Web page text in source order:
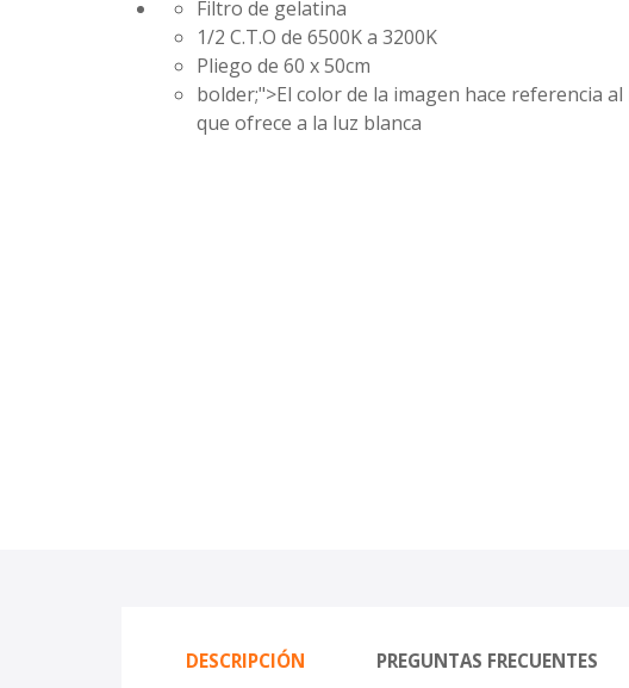
Filtro de gelatina
1/2 C.T.O de 6500K a 3200K
Pliego de 60 x 50cm
bolder;">El color de la imagen hace referencia
que ofrece a la luz blanca
DESCRIPCIÓN PREGUNTAS FRECUENTES